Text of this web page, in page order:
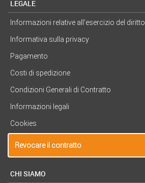
LEGALE
Informazioni relative all’esercizio del
Informativa sulla privacy
Pagamento
Costi di spedizione
Condizioni Generali di Contratto
Informazioni legali
Cookies
Revocare il contratto
CHI SIAMO